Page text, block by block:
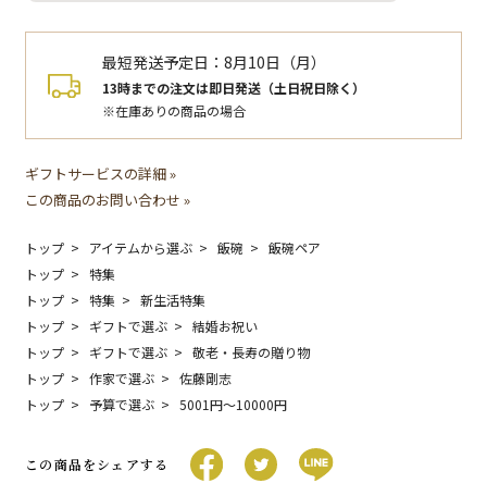
最短発送予定日：8月10日（月）
13時までの注文は即日発送（土日祝日除く）
※在庫ありの商品の場合
ギフトサービスの詳細 »
この商品のお問い合わせ »
トップ アイテムから選ぶ 飯碗
飯碗ペア
トップ
特集
トップ
特集
新生活特集
トップ
ギフトで選ぶ
結婚お祝い
トップ
ギフトで選ぶ
敬老・長寿の贈り物
トップ
作家で選ぶ
佐藤剛志
トップ
予算で選ぶ 5001円〜10000円
この商品をシェアする